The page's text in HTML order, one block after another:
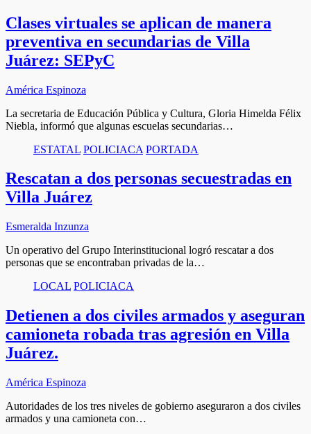
Clases virtuales se aplican de manera
preventiva en secundarias de Villa
Juárez: SEPyC
América Espinoza
La secretaria de Educación Pública y Cultura, Gloria Himelda Félix
Niebla, informó que algunas escuelas secundarias…
ESTATAL POLICIACA PORTADA
Rescatan a dos personas secuestradas en
Villa Juárez
Esmeralda Inzunza
Un operativo del Grupo Interinstitucional logró rescatar a dos
personas que se encontraban privadas de la…
LOCAL POLICIACA
Detienen a dos civiles armados y aseguran
camioneta robada tras agresión en Villa
Juárez.
América Espinoza
Autoridades de los tres niveles de gobierno aseguraron a dos civiles
armados y una camioneta con…